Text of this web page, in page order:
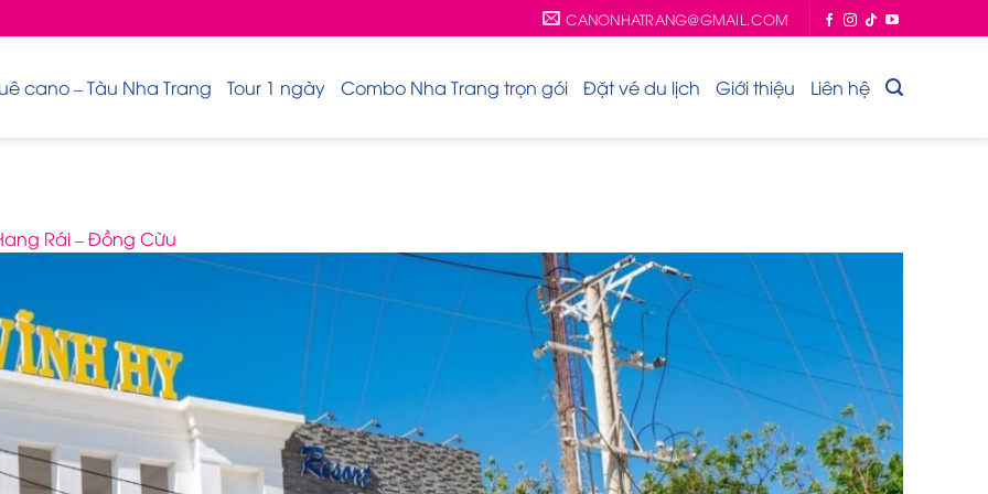
CANONHATRANG@GMAIL.COM
cano – Tàu Nha Trang Tour 1 ngày Combo Nha Trang trọn gói Đặt vé du lịch Giới thiệu Liên hệ
Rái – Đồng Cừu